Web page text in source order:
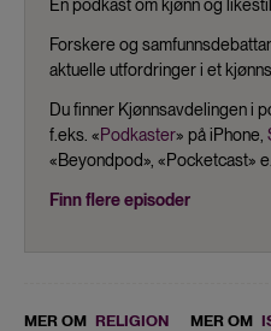
En podkast om kjønn og
Forskere og
aktuelle utfordringer i et
Du finner Kjønnsavdelingen i
f.eks. «Podkaster» på iPhone,
«Beyondpod», «Pocketcast»
Finn flere episoder
MER OM RELIGION MER OM